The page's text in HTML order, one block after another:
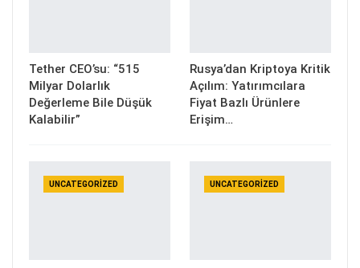
Tether CEO’su: “515
Milyar Dolarlık
Değerleme Bile Düşük
Kalabilir”
Rusya’dan Kriptoya Kritik
Açılım: Yatırımcılara
Fiyat Bazlı Ürünlere
Erişim…
UNCATEGORIZED UNCATEGORIZED